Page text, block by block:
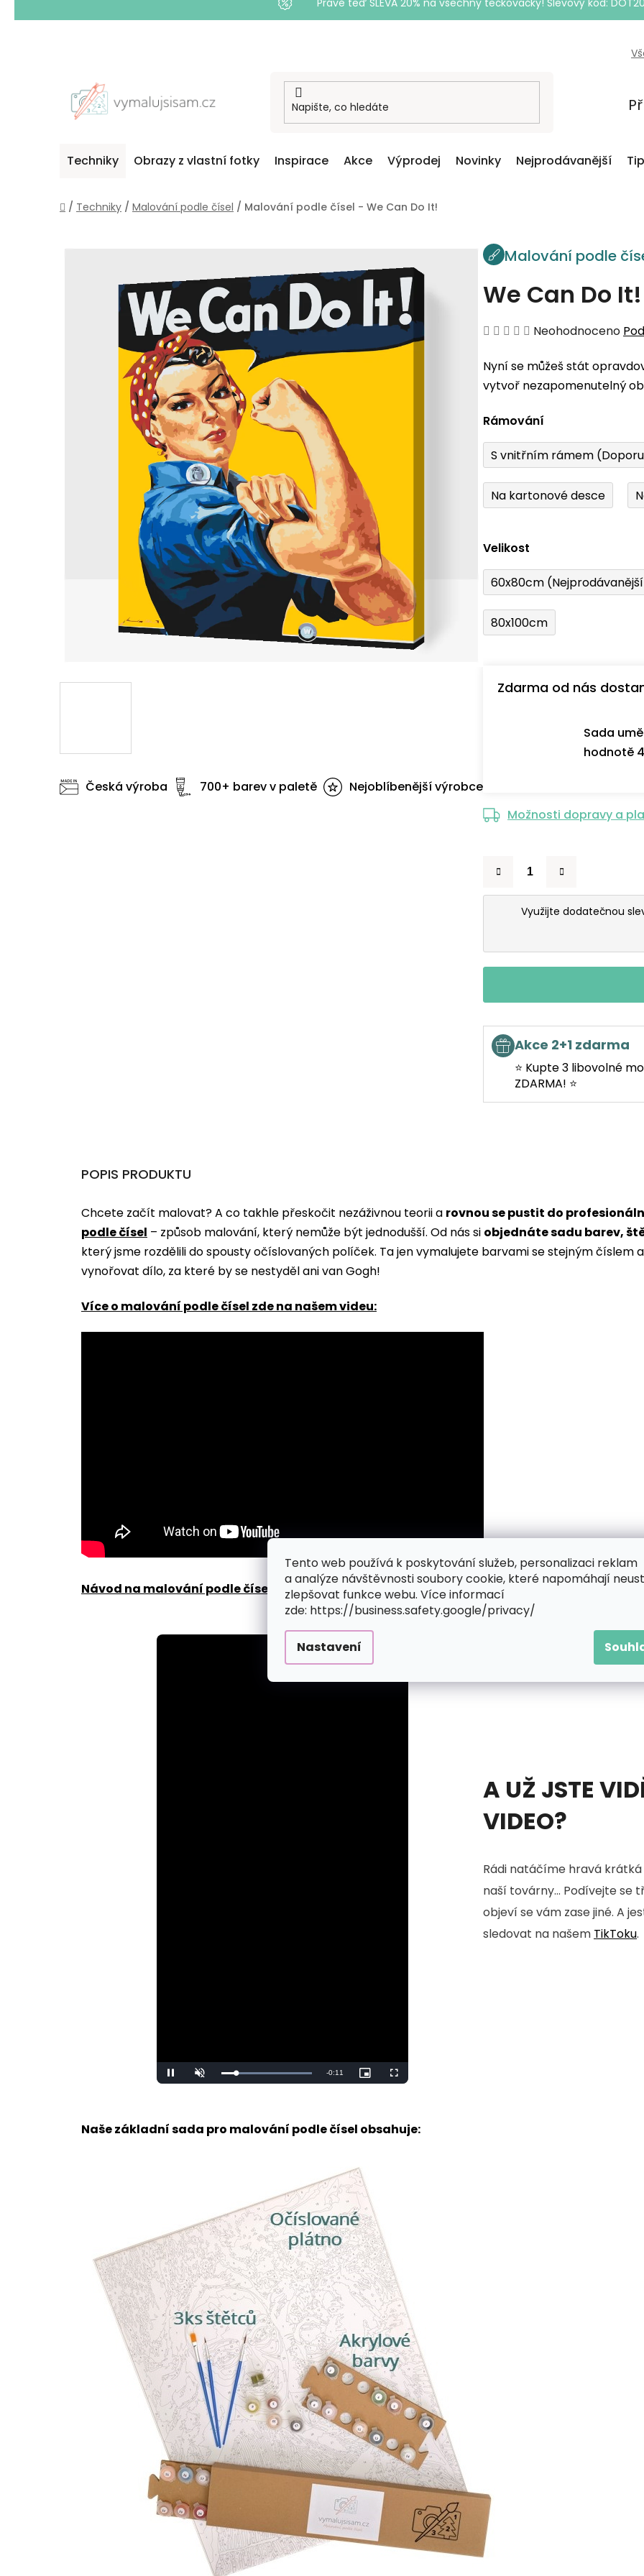
Tento web používá k poskytování služeb, personalizaci reklam
a analýze návštěvnosti soubory cookie, které napomáhají
zlepšovat funkce webu. Více informací
zde: https://business.safety.google/privacy/
Nastavení
Právě teď SLEVA 20% na všechny tečkovačky! Slevový kód:
Techniky Obrazy z vlastní fotky Inspirace Akce Výprodej Novinky Nejprodávanější
Domů
/ Techniky / Malování podle čísel / Malování podle čísel - We Can Do It!
Malování podle
We Can Do It!
Průměrné
produktu
je
z
5
hvězdiček.
Neohodnoceno
Nyní se můžeš stát
vytvoř nezapomenutelný
Rámování
S vnitřním rámem
Na kartonové desce
Velikost
60x80cm
80x100cm
Zdarma od nás
Sada
hodnotě
Možnosti dopravy a
Využijte dodatečnou
Akce 2+1 zdarma
⭐ Kupte 3 libovolné
ZDARMA! ⭐
Česká výroba 700+ barev v paletě Nejoblíbenější výrobce
POPIS PRODUKTU
Chcete začít malovat? A co takhle přeskočit nezáživnou teorii a rovnou se pustit do
podle čísel ­­– způsob malování, který nemůže být jednodušší. Od nás si objednáte sadu barev,
který jsme rozdělili do spousty očíslovaných políček. Ta jen vymalujete barvami se stejným číslem
vynořovat dílo, za které by se nestyděl ani van Gogh!
Více o malování podle čísel zde na našem videu:
Návod na malování podle čísel zde.
Unmute Loaded:
100.00%
A UŽ JSTE
VIDEO?
Rádi natáčíme hravá krátká
naší továrny... Podívejte se
objeví se vám zase jiné. A
sledovat na našem TikToku.
Naše základní sada pro malování podle čísel obsahuje: